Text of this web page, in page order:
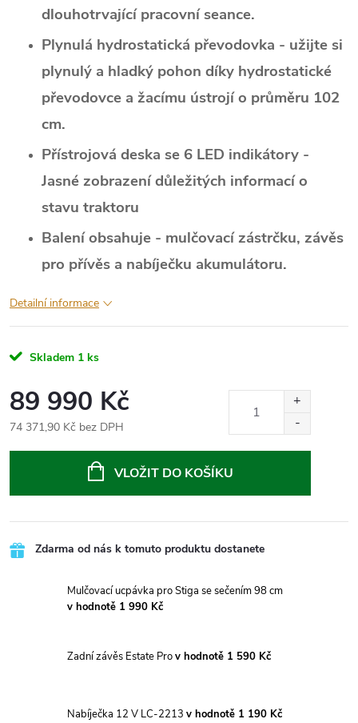
dlouhotrvající pracovní seance.
Plynulá hydrostatická převodovka - užijte si
plynulý a hladký pohon díky hydrostatické
převodovce a žacímu ústrojí o průměru 102
cm.
Přístrojová deska se 6 LED indikátory -
Jasné zobrazení důležitých informací o
stavu traktoru
Balení obsahuje - mulčovací zástrčku, závěs
pro přívěs a nabíječku akumulátoru.
Detailní informace
Skladem 1 ks
89 990 Kč
74 371,90 Kč bez DPH
VLOŽIT DO KOŠÍKU
Zdarma od nás k tomuto produktu dostanete
Mulčovací ucpávka pro Stiga se sečením 98 cm
v hodnotě 1 990 Kč
Zadní závěs Estate Prov hodnotě 1 590 Kč
Nabíječka 12 V LC-2213 v hodnotě 1 190 Kč